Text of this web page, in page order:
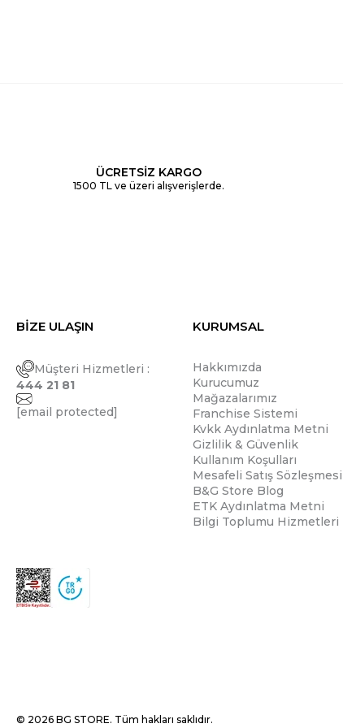
ÜCRETSİZ KARGO
1500 TL ve üzeri alışverişlerde.
BİZE ULAŞIN
Müşteri Hizmetleri :
444 21 81
[email protected]
KURUMSAL
Hakkımızda
Kurucumuz
Mağazalarımız
Franchise Sistemi
Kvkk Aydınlatma Metni
Gizlilik & Güvenlik
Kullanım Koşulları
Mesafeli Satış Sözleşmesi
B&G Store Blog
ETK Aydınlatma Metni
Bilgi Toplumu Hizmetleri
© 2026 BG STORE. Tüm hakları saklıdır.